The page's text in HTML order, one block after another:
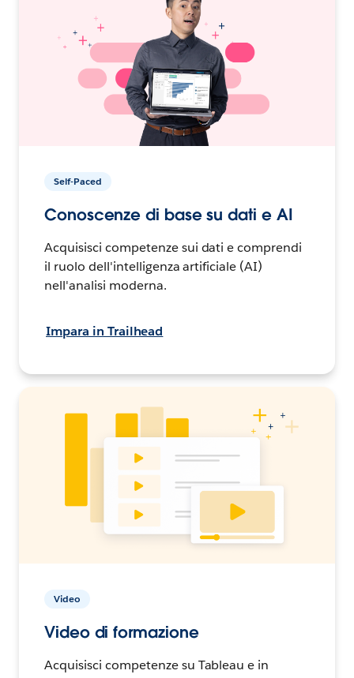
Self-Paced
Conoscenze di base su dati e AI
Acquisisci competenze sui dati e comprendi
il ruolo dell'intelligenza artificiale (AI)
nell'analisi moderna.
Impara in Trailhead
Video
Video di formazione
Acquisisci competenze su Tableau e in